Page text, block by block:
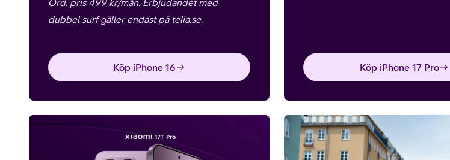
Ord. pris 499 kr/mån. Erbjudandet med
dubbel surf gäller endast på telia.se.
Köp iPhone 16 Köp iPhone 17 Pro